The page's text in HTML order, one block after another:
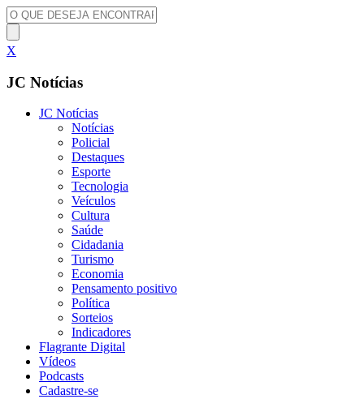
X
JC Notícias
JC Notícias
Notícias
Policial
Destaques
Esporte
Tecnologia
Veículos
Cultura
Saúde
Cidadania
Turismo
Economia
Pensamento positivo
Política
Sorteios
Indicadores
Flagrante Digital
Vídeos
Podcasts
Cadastre-se